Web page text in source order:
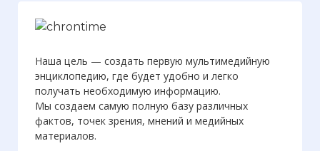
Наша цель — создать первую мультимедийную
энциклопедию, где будет удобно и легко
получать необходимую информацию.
Мы создаем самую полную базу различных
фактов, точек зрения, мнений и медийных
материалов.